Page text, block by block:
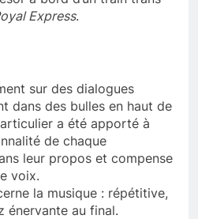
Express.
sur des dialogues
dans des bulles en haut de
a été apporté à
de chaque
leur propos et compense
voix.
la musique : répétitive,
énervante au final.